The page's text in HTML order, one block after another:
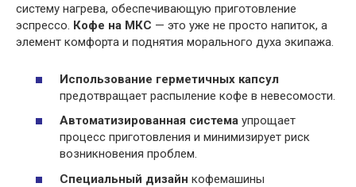
систему нагрева, обеспечивающую приготовление
эспрессо. Кофе на МКС — это уже не просто напиток, а
элемент комфорта и поднятия морального духа экипажа.
Использование герметичных капсул
предотвращает распыление кофе в невесомости.
Автоматизированная система упрощает
процесс приготовления и минимизирует риск
возникновения проблем.
Специальный дизайн кофемашины